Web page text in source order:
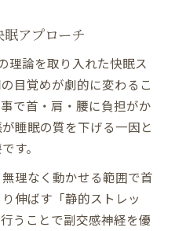
アプローチ
理論を取り入れた快眠ス
目覚めが劇的に変わるこ
で首・肩・腰に負担がか
睡眠の質を下げる一因と
す。
理なく動かせる範囲で首
伸ばす「静的ストレッ
うことで副交感神経を優